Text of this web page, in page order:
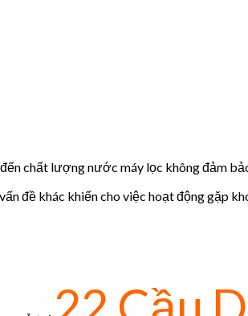
chất lượng nước máy lọc không đảm
đề khác khiến cho việc hoạt động gặp